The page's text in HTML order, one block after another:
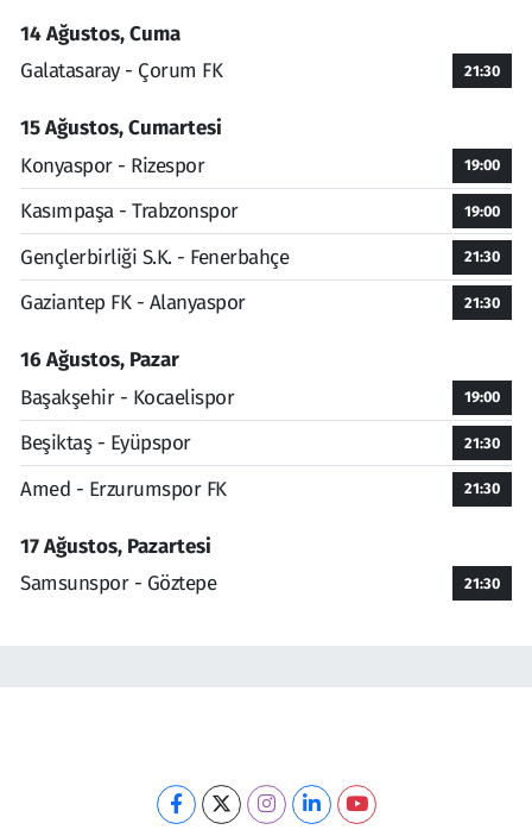
14 Ağustos, Cuma
Galatasaray - Çorum FK
21:30
15 Ağustos, Cumartesi
Konyaspor - Rizespor
19:00
Kasımpaşa - Trabzonspor 19:00
Gençlerbirliği S.K. - Fenerbahçe 21:30
Gaziantep FK - Alanyaspor 21:30
16 Ağustos, Pazar
Başakşehir - Kocaelispor
19:00
Beşiktaş - Eyüpspor 21:30
Amed - Erzurumspor FK 21:30
17 Ağustos, Pazartesi
Samsunspor - Göztepe
21:30